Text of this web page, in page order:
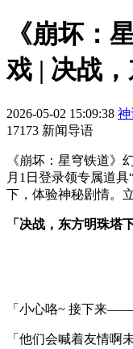
《崩坏：
戏 | 决战
2026-05-02 15:09:38 神
17173 新闻导语
《崩坏：星穹铁道》
月1日登录领专属道
下，体验神秘剧情。
「决战，东方明珠塔
「小心咯~ 接下来——
「他们会喊着友情啊